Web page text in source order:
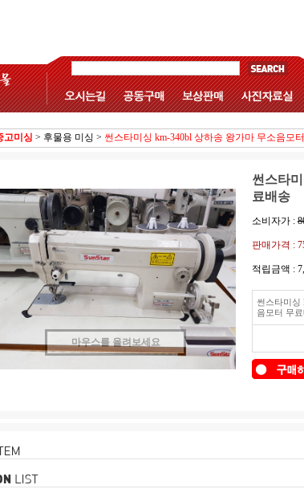
고미싱 > 후물용 미싱 > 썬스타미싱 km-340bl 상하송 왕가마 무소음모
마우스를 올려보세요
썬스타
료배송
소비자가 :
판매가격 :
적립금액 :
썬스타미싱
음모터 무